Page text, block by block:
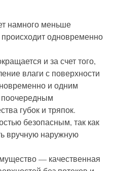
намного меньше
одновременно
и за счет того,
влаги с поверхности
и одним
губок и тряпок.
безопасным, так как
вручную наружную
— качественная